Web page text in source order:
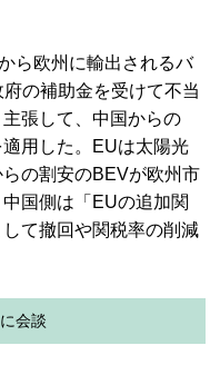
ら欧州に輸出されるバ
の補助金を受けて不当
張して、中国からの
用した。EUは太陽光
の割安のBEVが欧州市
国側は「EUの追加関
て撤回や関税率の削減
会談